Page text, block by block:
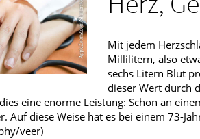
Mit jedem
Millilitern, also
sechs Litern Blut
dieser Wert durch
eine enorme Leistung: Schon an
Auf diese Weise hat es bei einem 73-
veer)